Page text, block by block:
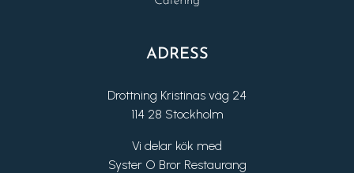
ADRESS
Drottning Kristinas väg 24
114 28 Stockholm
Vi delar kök med
Syster O Bror Restaurang